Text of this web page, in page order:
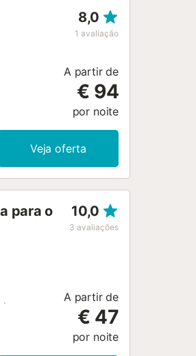
8,0
1 avaliação
A partir de
€ 94
por noite
Veja oferta
para o
10,0
3 avaliações
A partir de
€ 47
por noite